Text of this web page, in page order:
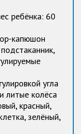
ребёнка: 60
капюшон
угла
литые колёса
красный,
зелёный,